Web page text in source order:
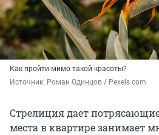
Как пройти мимо такой красоты?
Источник: Роман Одинцов / Pexels.com
Стрелиция дает
места в квартире занимает